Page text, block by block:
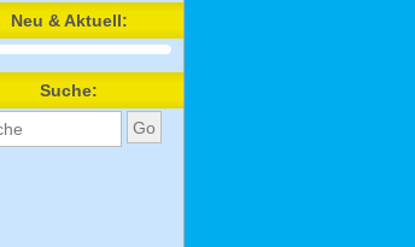
Neu & Aktuell:
Suche: